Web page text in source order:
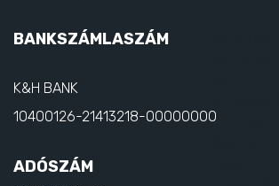
BANKSZÁMLASZÁM
K&H BANK
10400126-21413218-00000000
ADÓSZÁM